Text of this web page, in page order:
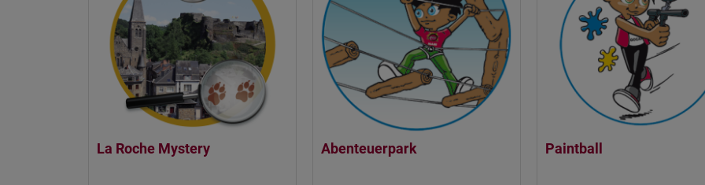
La Roche Mystery Abenteuerpark Paintball